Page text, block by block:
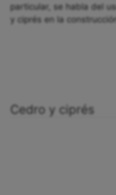
particular, se habla del
y ciprés en la
Cedro y ciprés